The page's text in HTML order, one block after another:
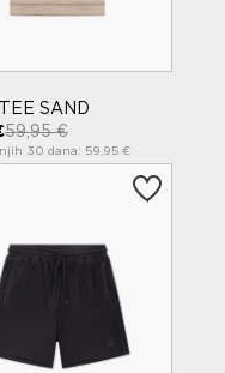
SAND
59,95 €
30 dana: 59,95 €